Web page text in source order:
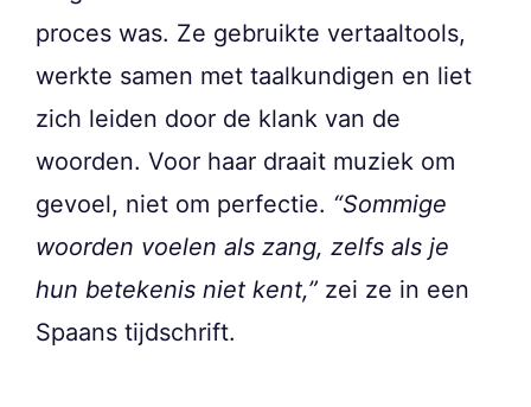
proces was. Ze gebruikte vertaaltools,
werkte samen met taalkundigen en liet
zich leiden door de klank van de
woorden. Voor haar draait muziek om
gevoel, niet om perfectie. “Sommige
woorden voelen als zang, zelfs als je
hun betekenis niet kent,” zei ze in een
Spaans tijdschrift.